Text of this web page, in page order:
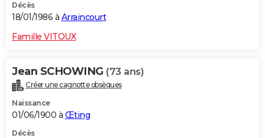
Décès
18/01/1986 à Arraincourt
Famille VITOUX
Jean SCHOWING (73 ans)
Créer une cagnotte obsèques
Naissance
01/06/1900 à Œting
Décès